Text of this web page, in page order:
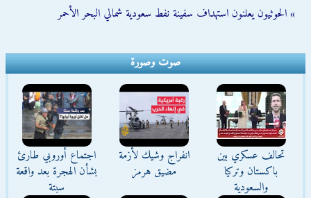
» الحوثيون يعلنون استهداف سفينة نفط سعودية شمالي البحر الأحمر
صوت وصورة
تحالف عسكري بين
باكستان وتركيا
والسعودية
انفراج وشيك لأزمة
مضيق هرمز
اجتماع أوروبي طارئ
بشأن الهجرة بعد واقعة
سبتة